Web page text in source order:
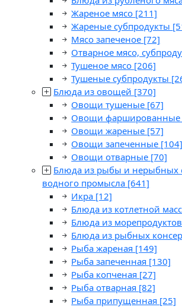
Жареное мясо [211]
Жареные субпродукты
Мясо запеченое [72]
Отварное мясо,
Тушеное мясо [206]
Тушеные субпродукты
Блюда из овощей [370]
Овощи тушеные [67]
Овощи фаршированные
Овощи жареные [57]
Овощи запеченные [104]
Овощи отварные [70]
Блюда из рыбы и нерыбных
водного промысла [641]
Икра [12]
Блюда из котлетной
Блюда из морепродуктов
Блюда из рыбных
Рыба жареная [149]
Рыба запеченная [130]
Рыба копченая [27]
Рыба отварная [82]
Рыба припущенная [25]